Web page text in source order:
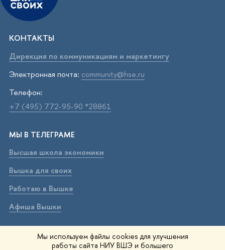
Мы используем файлы cookies для улучшения
работы сайта НИУ ВШЭ и большего
КОНТАКТЫ
Дирекция по коммуникациям и маркетингу
Электронная почта: community@hse.ru
Телефон:
+7 (495) 772-95-90 *28861
МЫ В ТЕЛЕГРАМЕ
Высшая школа экономики
Вышка для своих
Работаю в Вышке
Афиша Вышки
ВЫШКА В МАХ